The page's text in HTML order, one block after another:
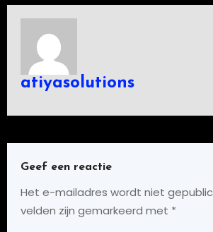
atiyasolutions
Geef een reactie
Het e-mailadres wordt niet
velden zijn gemarkeerd met *